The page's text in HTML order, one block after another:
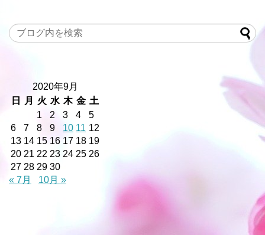
2020年9月
日
月 火 水 木 金 土
1
2 3 4
5
6
7 8 9 10 11 12
13 14 15 16 17 18 19
20 21 22 23 24 25 26
27 28 29 30
« 7月
10月 »